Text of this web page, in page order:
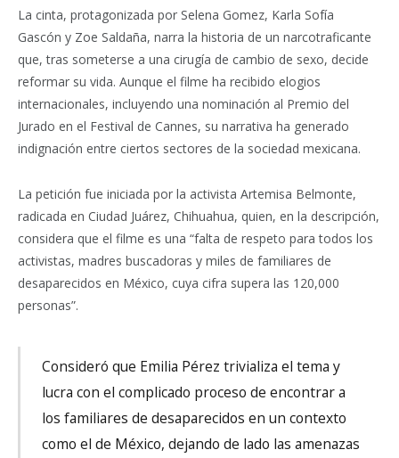
La cinta, protagonizada por Selena Gomez, Karla Sofía
Gascón y Zoe Saldaña, narra la historia de un narcotraficante
que, tras someterse a una cirugía de cambio de sexo, decide
reformar su vida. Aunque el filme ha recibido elogios
internacionales, incluyendo una nominación al Premio del
Jurado en el Festival de Cannes, su narrativa ha generado
indignación entre ciertos sectores de la sociedad mexicana.
La petición fue iniciada por la activista Artemisa Belmonte,
radicada en Ciudad Juárez, Chihuahua, quien, en la descripción,
considera que el filme es una “falta de respeto para todos los
activistas, madres buscadoras y miles de familiares de
desaparecidos en México, cuya cifra supera las 120,000
personas”.
Consideró que Emilia Pérez trivializa el tema y
lucra con el complicado proceso de encontrar a
los familiares de desaparecidos en un contexto
como el de México, dejando de lado las amenazas